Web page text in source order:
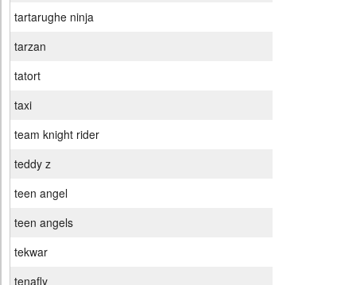
tartarughe ninja
tarzan
tatort
taxi
team knight rider
teddy z
teen angel
teen angels
tekwar
tenafly